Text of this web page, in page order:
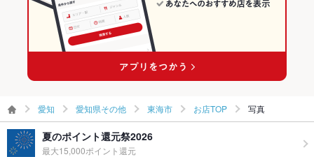
太田川駅 × 和食
太田川駅 × 焼き鳥・鶏料理
愛知 × 焼き鳥・鶏料理
愛知 愛知県その他 東海市 お店TOP 写真
夏のポイント還元祭2026
最大15,000ポイント還元